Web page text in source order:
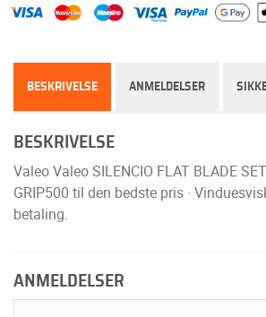
BESKRIVELSE ANMELDELSER
BESKRIVELSE
Valeo Valeo SILENCIO FLAT BLADE
GRIP500 til den bedste pris ·
betaling.
ANMELDELSER